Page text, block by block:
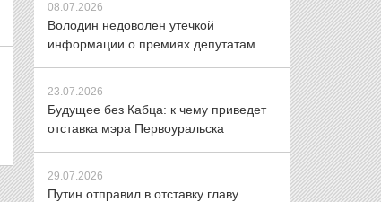
08.07.2026
Володин недоволен утечкой
информации о премиях депутатам
23.07.2026
Будущее без Кабца: к чему приведет
отставка мэра Первоуральска
29.07.2026
Путин отправил в отставку главу